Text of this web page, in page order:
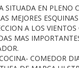
SITUADA EN PLENO
MEJORES
A LOS VIENTOS
MAS
COMEDOR